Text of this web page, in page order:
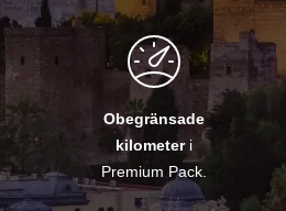
Obegränsade
kilometeri
Premium Pack.